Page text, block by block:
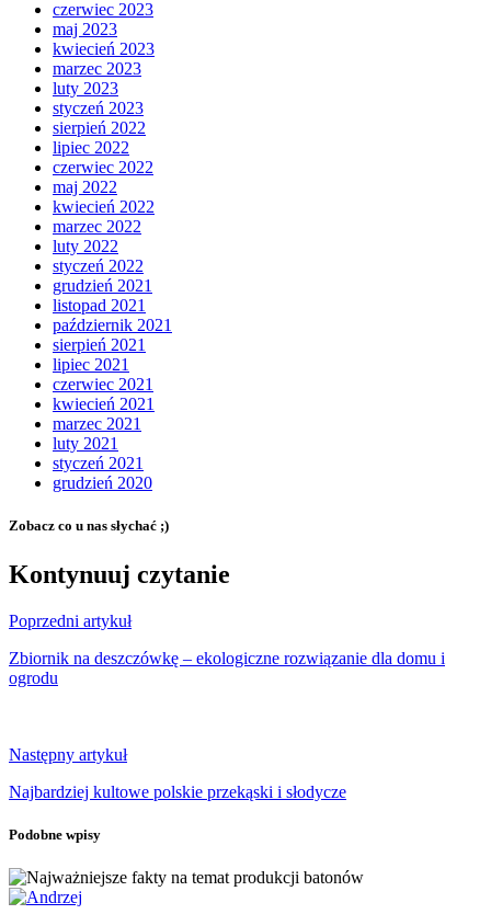
czerwiec 2023
maj 2023
kwiecień 2023
marzec 2023
luty 2023
styczeń 2023
sierpień 2022
lipiec 2022
czerwiec 2022
maj 2022
kwiecień 2022
marzec 2022
luty 2022
styczeń 2022
grudzień 2021
listopad 2021
październik 2021
sierpień 2021
lipiec 2021
czerwiec 2021
kwiecień 2021
marzec 2021
luty 2021
styczeń 2021
grudzień 2020
Zobacz co u nas słychać ;)
Kontynuuj czytanie
Poprzedni artykuł
Zbiornik na deszczówkę – ekologiczne rozwiązanie dla domu i
ogrodu
Następny artykuł
Najbardziej kultowe polskie przekąski i słodycze
Podobne wpisy